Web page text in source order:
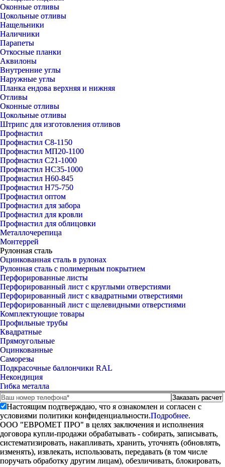
Оконные отливы
Цокольные отливы
Нащельники
Наличники
Парапеты
Откосные планки
Аквилоны
Внутренние углы
Наружные углы
Планка ендова верхняя и нижняя
Отливы
Оконные отливы
Цокольные отливы
Штрипс для изготовления отливов
Профнастил
Профнастил С8-1150
Профнастил МП20-1100
Профнастил С21-1000
Профнастил НС35-1000
Профнастил Н60-845
Профнастил Н75-750
Профнастил оптом
Профнастил для забора
Профнастил для кровли
Профнастил для облицовки
Металлочерепица
Монтеррей
Рулонная сталь
Оцинкованная сталь в рулонах
Рулонная сталь с полимерным покрытием
Перфорированные листы
Перфорированный лист с круглыми отверстиями
Перфорированный лист с квадратными отверстиями
Перфорированный лист с щелевидными отверстиями
Комплектующие товары
Профильные трубы
Квадратные
Прямоугольные
Оцинкованные
Саморезы
Подкрасочные баллончики RAL
Некондиция
Гибка металла
Настоящим подтверждаю, что я ознакомлен и согласен с
условиями политики конфиденциальности.Подробнее.
ООО "ЕВРОМЕТ ПРО" в целях заключения и исполнения
договора купли-продажи обрабатывать - собирать, записывать,
систематизировать, накапливать, хранить, уточнять (обновлять,
изменять), извлекать, использовать, передавать (в том числе
поручать обработку другим лицам), обезличивать, блокировать,